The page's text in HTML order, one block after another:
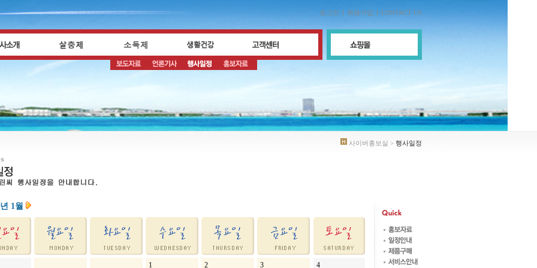
로그인 회원가입 CONTACT US
사이버홍보실 > 행사일정
1월
1 2 3 4